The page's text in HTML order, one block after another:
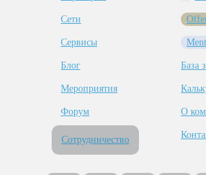
Сети
Сервисы
Блог
Мероприятия
Форум
Сотрудничество
База
О